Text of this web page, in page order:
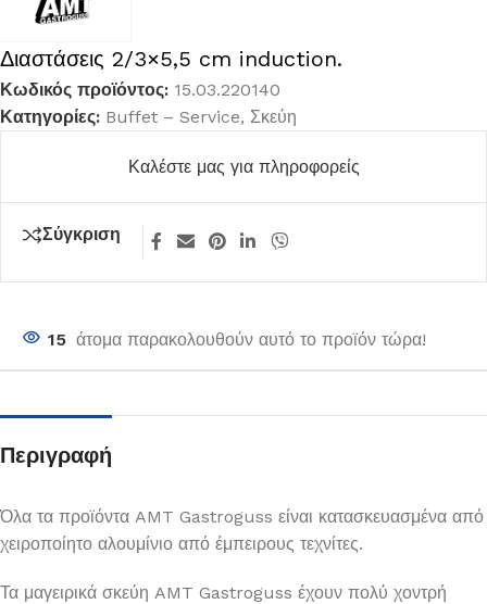
Διαστάσεις 2/3×5,5 cm induction.
Κωδικός προϊόντος: 15.03.220140
Κατηγορίες: Buffet – Service, Σκεύη
Καλέστε μας για πληροφορείς
Σύγκριση
15 άτομα παρακολουθούν αυτό το προϊόν τώρα!
Περιγραφή
Όλα τα προϊόντα AMT Gastroguss είναι κατασκευασμένα από
χειροποίητο αλουμίνιο από έμπειρους τεχνίτες.
Τα μαγειρικά σκεύη AMT Gastroguss έχουν πολύ χοντρή